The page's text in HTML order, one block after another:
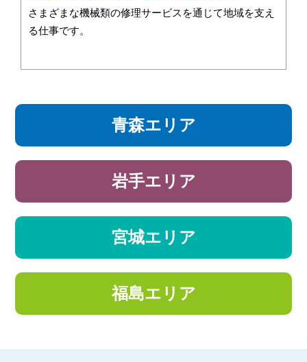
さまざまな機械類の修理サービスを通じて地域を支え
る仕事です。
青森エリア
岩手エリア
宮城エリア
福島エリア